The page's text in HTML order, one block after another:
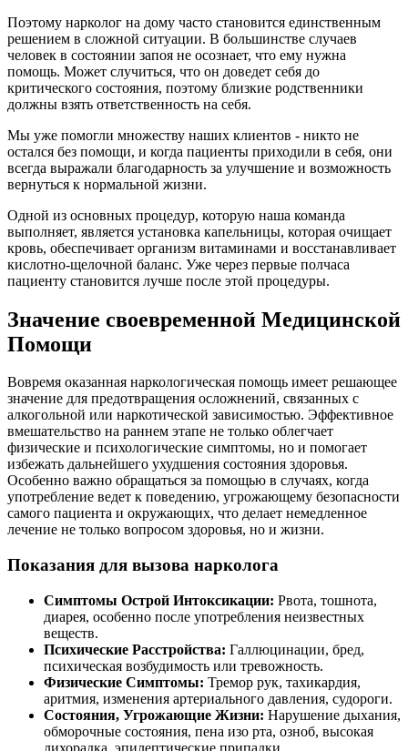
Поэтому нарколог на дому часто становится единственным
решением в сложной ситуации. В большинстве случаев
человек в состоянии запоя не осознает, что ему нужна
помощь. Может случиться, что он доведет себя до
критического состояния, поэтому близкие родственники
должны взять ответственность на себя.
Мы уже помогли множеству наших клиентов - никто не
остался без помощи, и когда пациенты приходили в себя, они
всегда выражали благодарность за улучшение и возможность
вернуться к нормальной жизни.
Одной из основных процедур, которую наша команда
выполняет, является установка капельницы, которая очищает
кровь, обеспечивает организм витаминами и восстанавливает
кислотно-щелочной баланс. Уже через первые полчаса
пациенту становится лучше после этой процедуры.
Значение своевременной Медицинской
Помощи
Вовремя оказанная наркологическая помощь имеет решающее
значение для предотвращения осложнений, связанных с
алкогольной или наркотической зависимостью. Эффективное
вмешательство на раннем этапе не только облегчает
физические и психологические симптомы, но и помогает
избежать дальнейшего ухудшения состояния здоровья.
Особенно важно обращаться за помощью в случаях, когда
употребление ведет к поведению, угрожающему безопасности
самого пациента и окружающих, что делает немедленное
лечение не только вопросом здоровья, но и жизни.
Показания для вызова нарколога
Симптомы Острой Интоксикации: Рвота, тошнота,
диарея, особенно после употребления неизвестных
веществ.
Психические Расстройства: Галлюцинации, бред,
психическая возбудимость или тревожность.
Физические Симптомы: Тремор рук, тахикардия,
аритмия, изменения артериального давления, судороги.
Состояния, Угрожающие Жизни: Нарушение дыхания,
обморочные состояния, пена изо рта, озноб, высокая
лихорадка, эпилептические припадки.